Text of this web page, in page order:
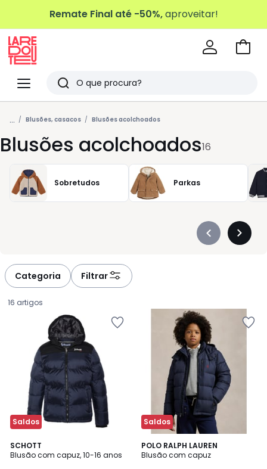
Remate Final até -50%,aproveitar!
Menu
Redoute
Pesquisar
Últimos
artigos
vistos
Ir
... Blusões, casacos Blusões acolchoados
Blusões acolchoados16
Sobretudos Parkas
Précédent
Categoria Filtrar
16 artigos
Saldos
SCHOTT
Blusão com capuz, 10-16 anos
4,4
/ 5
2
Cores
Saldos
POLO RALPH LAUREN
Blusão com capuz
4,8
/ 5
2
Cores